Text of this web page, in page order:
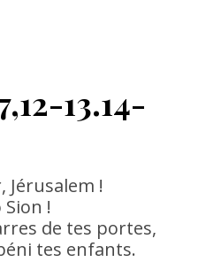
13.14-
Jérusalem !
!
de tes portes,
tes enfants.